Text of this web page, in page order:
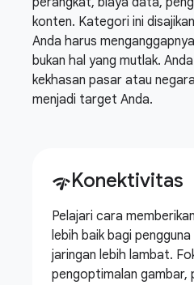
konten. Kategori ini
Anda harus
bukan hal yang mutlak.
kekhasan pasar atau
menjadi target Anda.
network_checkKonektivitas
Pelajari cara
lebih baik bagi
jaringan lebih lambat.
pengoptimalan gambar,